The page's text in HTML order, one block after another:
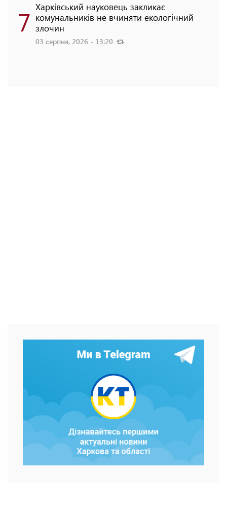
7 Харківський науковець закликає
комунальників не вчиняти екологічний
злочин
03 серпня, 2026 - 13:20